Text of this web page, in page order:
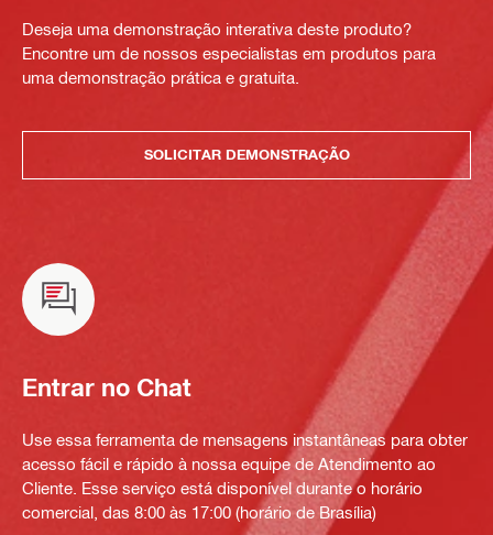
Deseja uma demonstração interativa deste produto?
Encontre um de nossos especialistas em produtos para
uma demonstração prática e gratuita.
SOLICITAR DEMONSTRAÇÃO
Entrar no Chat
Use essa ferramenta de mensagens instantâneas para obter
acesso fácil e rápido à nossa equipe de Atendimento ao
Cliente. Esse serviço está disponível durante o horário
comercial, das 8:00 às 17:00 (horário de Brasília)